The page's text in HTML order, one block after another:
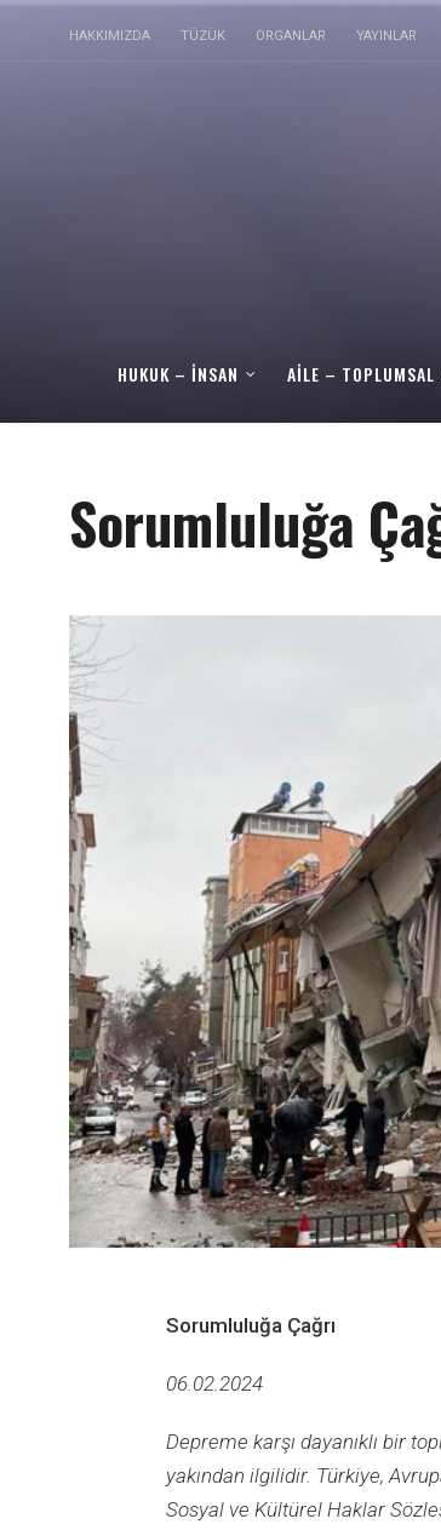
HAKKIMIZDA TÜZÜK ORGANLAR YAYINLAR
HUKUK – İNSAN AILE – TOPLUMSAL
Sorumluluğa
Sorumluluğa Çağrı
06.02.2024
Depreme karşı dayanıklı bir
yakından ilgilidir. Türkiye,
Sosyal ve Kültürel Haklar